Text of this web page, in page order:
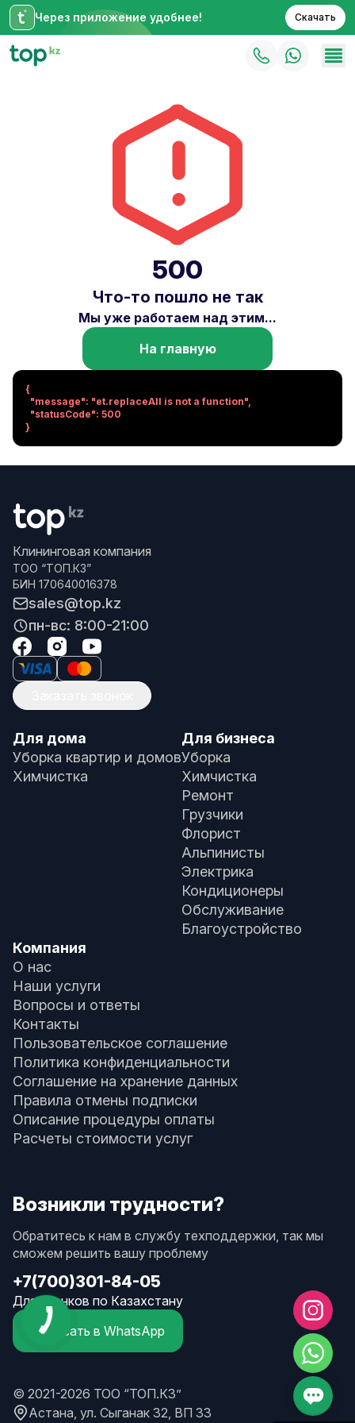
Через приложение удобнее! Скачать
500
Что-то пошло не так
Мы уже работаем над этим...
На главную
{
}
Клининговая компания
ТОО “ТОП.КЗ”
БИН 170640016378
sales@top.kz
пн-вс: 8:00-21:00
Для дома
Уборка квартир и домов
Химчистка
Для бизнеса
Уборка
Химчистка
Ремонт
Грузчики
Флорист
Альпинисты
Электрика
Кондиционеры
Обслуживание
Благоустройство
Компания
О нас
Наши услуги
Вопросы и ответы
Контакты
Пользовательское соглашение
Политика конфиденциальности
Соглашение на хранение данных
Правила отмены подписки
Описание процедуры оплаты
Расчеты стоимости услуг
Возникли трудности?
Обратитесь к нам в службу техподдержки, так мы
сможем решить вашу проблему
+7(700)301-84-05
Для звонков по Казахстану
Написать в WhatsApp
© 2021-2026 ТОО “ТОП.КЗ”
Астана, ул. Сыганак 32, ВП 33